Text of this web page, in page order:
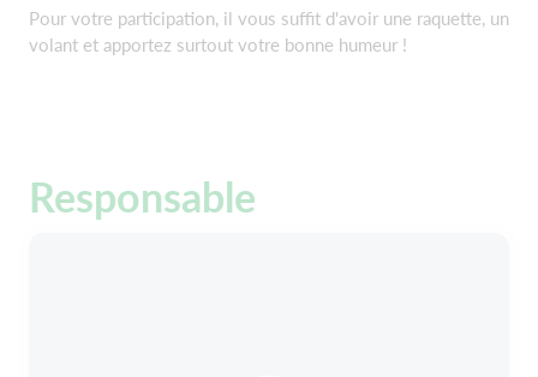
Pour votre participation, il vous suffit d'avoir une raquette, un
volant et apportez surtout votre bonne humeur !
Responsable